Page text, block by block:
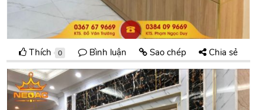
Thích 0 Bình luận Sao chép Chia sẻ